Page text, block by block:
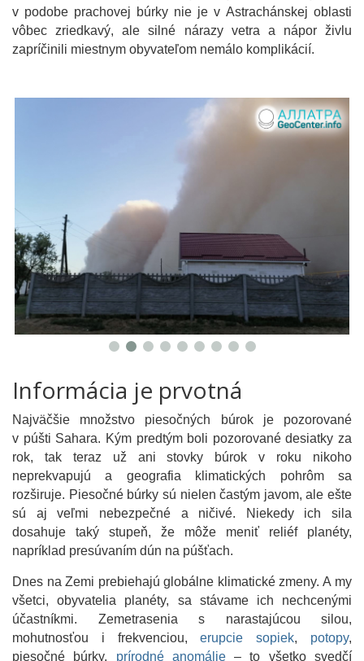
v podobe prachovej búrky nie je v Astrachánskej oblasti
vôbec zriedkavý, ale silné nárazy vetra a nápor živlu
zapríčinili miestnym obyvateľom nemálo komplikácií.
Informácia je prvotná
Najväčšie množstvo piesočných búrok je pozorované
v púšti Sahara. Kým predtým boli pozorované desiatky za
rok, tak teraz už ani stovky búrok v roku nikoho
neprekvapujú a geografia klimatických pohrôm sa
rozširuje. Piesočné búrky sú nielen častým javom, ale ešte
sú aj veľmi nebezpečné a ničivé. Niekedy ich sila
dosahuje taký stupeň, že môže meniť reliéf planéty,
napríklad presúvaním dún na púšťach.
Dnes na Zemi prebiehajú globálne klimatické zmeny. A my
všetci, obyvatelia planéty, sa stávame ich nechcenými
účastníkmi. Zemetrasenia s narastajúcou silou,
mohutnosťou i frekvenciou,erupcie sopiek, potopy,
piesočné búrky, prírodné anomálie– to všetko svedčí